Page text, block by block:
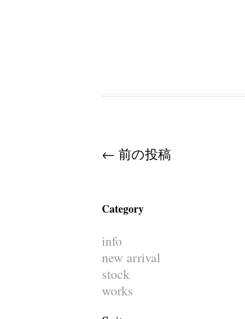
Post navigation
← 前の投稿
Category
info
new arrival
stock
works